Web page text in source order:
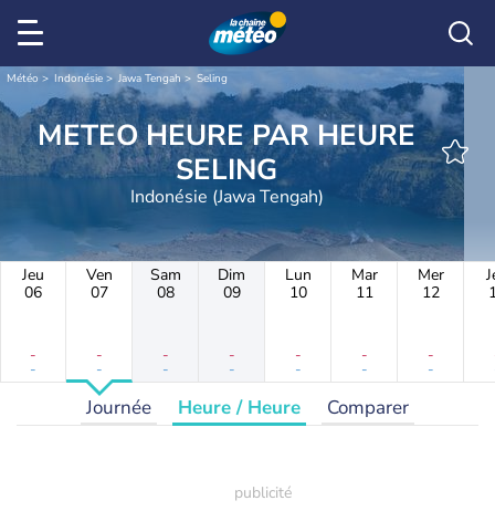
Météo Indonésie Jawa Tengah Seling
METEO HEURE PAR HEURE
SELING
Indonésie (Jawa Tengah)
Jeu
06
-
-
Ven
07
-
-
Sam
08
-
-
Dim
09
-
-
Lun
10
-
-
Mar
11
-
-
Mer
12
-
-
Journée Heure / Heure Comparer